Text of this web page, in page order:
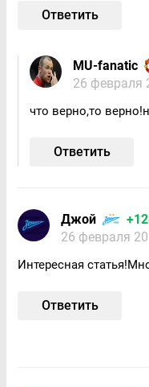
Ответить
MU-fanatic
26 февраля
что верно,то
Ответить
Джой
26 февраля
Интересная
Ответить